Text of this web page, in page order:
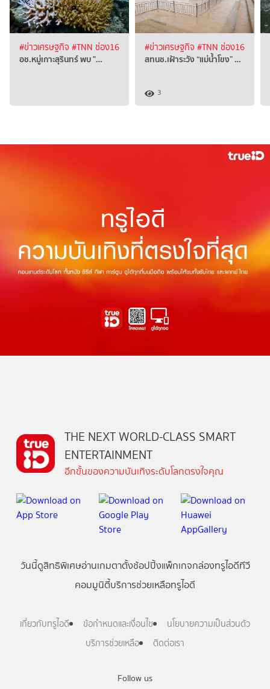
#ข่าวเศรษฐกิจ #TNN ช่อง16
อช.หมู่เกาะสุรินทร์ พบ "…
#ข่าวเศรษฐกิจ #TNN ช่อง16
สทนช.เฝ้าระวัง “แม่น้ำโขง” …
3
Follow us
THE NEXT WORLD-CLASS SMART
ENTERTAINMENT
อีกขั้นของความบันเทิงระดับโลกตรงใจคุณ
วันนี้ดูสิทธิพิเศษอ่านเกมตาตั้งช้อปปิ้งแพ็กเกจกล่องทรูไอดีทีวี
คอมมูนิตี้บริการช่วยเหลือทรูไอดี
เกี่ยวกับทรูไอดี ข้อกำหนดและเงื่อนไข
นโยบายความเป็นส่วนตัว
บริการช่วยเหลือ
ติดต่อเรา